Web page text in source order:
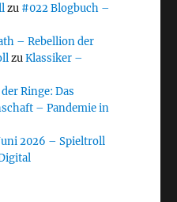
zu #022 Blogbuch –
– Rebellion der
zuKlassiker –
Ringe: Das
– Pandemie in
2026 – Spieltroll